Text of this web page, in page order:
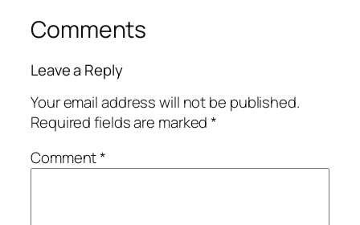
Comments
Leave a Reply
Your email address will not be published.
Required fields are marked*
Comment*